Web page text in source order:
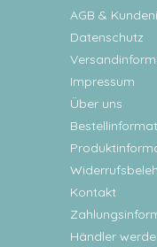
AGB &
Datenschutz
Impressum
Über uns
Kontakt
Händler